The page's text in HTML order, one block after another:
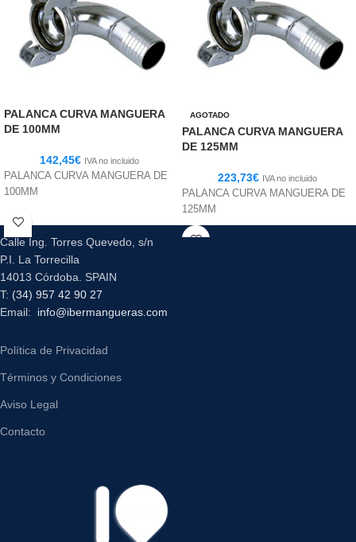
PALANCA CURVA MANGUERA
DE 100MM
142,45€ IVA no incluido
PALANCA CURVA MANGUERA DE
100MM
AGOTADO
PALANCA CURVA MANGUERA
DE 125MM
223,73€ IVA no incluido
PALANCA CURVA MANGUERA DE
125MM
Calle Ing. Torres Quevedo, s/n
P.I. La Torrecilla
14013 Córdoba. SPAIN
T: (34) 957 42 90 27
Email: info@ibermangueras.com
Política de Privacidad
Términos y Condiciones
Aviso Legal
Contacto